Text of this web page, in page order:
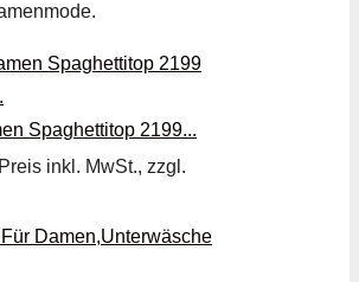
Spaghettitop 2199...
Preis inkl. MwSt., zzgl.